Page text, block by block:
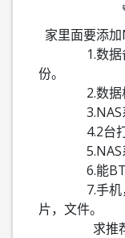
家里面要添加
1.数据备份
份。
2.数据格式
3.NAS系统
4.2台打印
5.NAS系
6.能BT和
7.手机，电
片，文件。
求推荐什